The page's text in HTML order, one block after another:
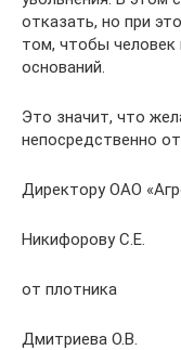
отказать, но при
том, чтобы человек
оснований.
Это значит, что
непосредственно
Директору ОАО
Никифорову С.Е.
от плотника
Дмитриева О.В.